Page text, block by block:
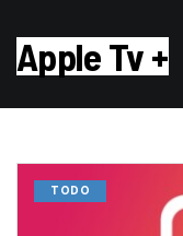
Apple Tv +
TODO